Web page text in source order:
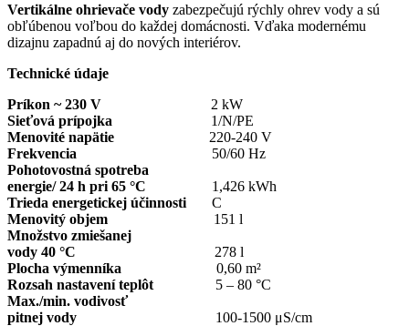
Vertikálne ohrievače vody zabezpečujú rýchly ohrev vody a sú
obľúbenou voľbou do každej domácnosti. Vďaka modernému
dizajnu zapadnú aj do nových interiérov.
Technické údaje
Príkon ~ 230 V 2 kW
Sieťová prípojka 1/N/PE
Menovité napätie 220-240 V
Frekvencia
50/60 Hz
Pohotovostná spotreba
energie/ 24 h pri 65 °C 1,426 kWh
Trieda energetickej účinnosti C
Menovitý objem
151 l
Množstvo zmiešanej
vody 40 °C 278 l
Plocha výmenníka 0,60 m²
Rozsah nastavení teplôt 5 – 80 °C
Max./min. vodivosť
pitnej vody 100-1500 μS/cm